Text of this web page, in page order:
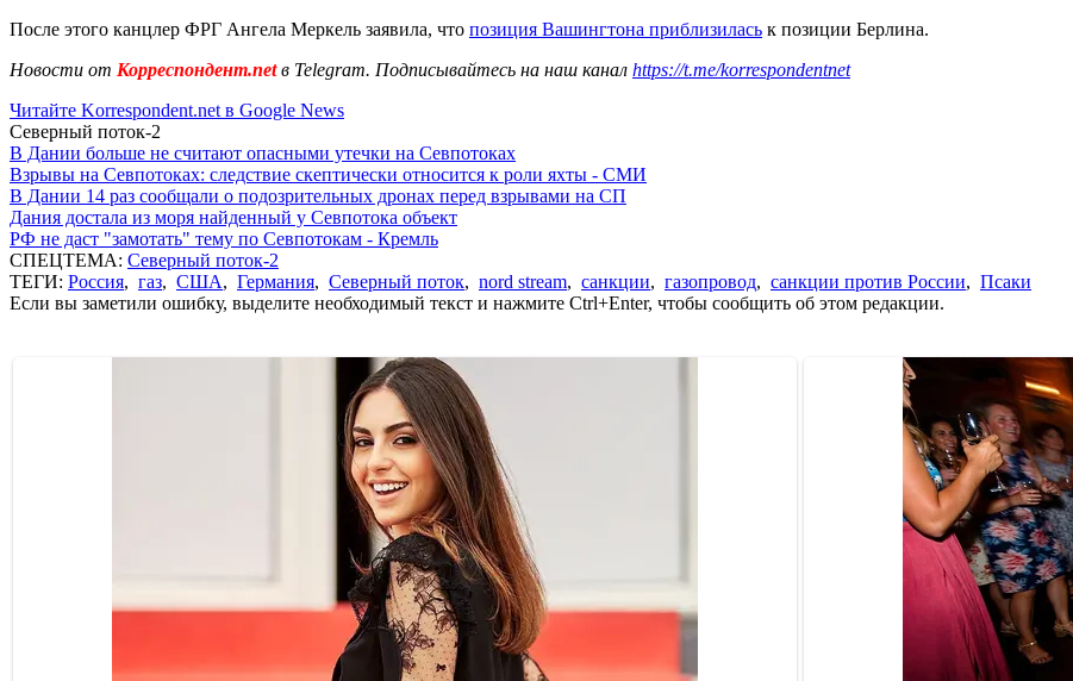
После этого канцлер ФРГ Ангела Меркель заявила, что позиция Вашингтона приблизилась к позиции Берлина.
Новости от Корреспондент.netв Telegram. Подписывайтесь на наш канал https://t.me/korrespondentnet
Читайте Korrespondent.net в Google News
Северный поток-2
В Дании больше не считают опасными утечки на Севпотоках
Взрывы на Севпотоках: следствие скептически относится к роли яхты - СМИ
В Дании 14 раз сообщали о подозрительных дронах перед взрывами на СП
Дания достала из моря найденный у Севпотока объект
РФ не даст "замотать" тему по Севпотокам - Кремль
СПЕЦТЕМА: Северный поток-2
ТЕГИ: Россия, газ, США, Германия, Северный поток, nord stream, санкции, газопровод, санкции против России, Псаки
Если вы заметили ошибку, выделите необходимый текст и нажмите Ctrl+Enter, чтобы сообщить об этом редакции.